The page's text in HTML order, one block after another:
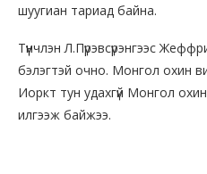
шуугиан тариад байна.
Түүнчлэн Л.Пүрэвсүрэнгээс
бэлэгтэй очно. Монгол охин
Иоркт тун удахгүй Монгол
илгээж байжээ.